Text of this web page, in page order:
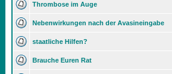
Thrombose im Auge
Nebenwirkungen nach der Avasineingabe
staatliche Hilfen?
Brauche Euren Rat